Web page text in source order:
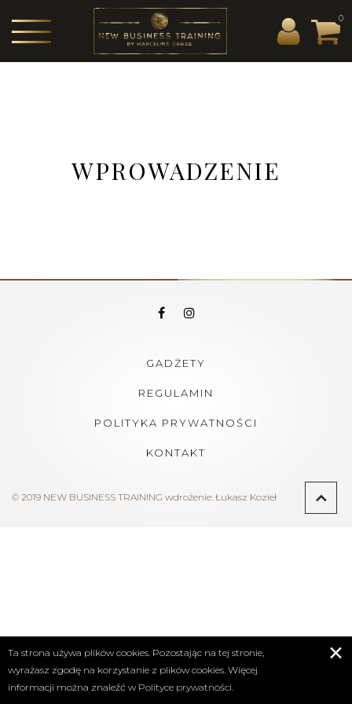
0
WPROWADZENIE
GADŻETY
REGULAMIN
POLITYKA PRYWATNOŚCI
KONTAKT
© 2019 NEW BUSINESS TRAINING wdrożenie: Łukasz Kozieł
Ta strona używa plików cookies. Pozostając na tej stronie,
wyrażasz zgodę na korzystanie z plików cookies. Więcej
informacji można znaleźć w Polityce prywatności.
✕